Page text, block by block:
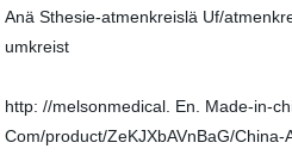
Anä Sthesie-atmenkreislä Uf/
umkreist
http: //melsonmedical. En. Made-in-
Com/product/ZeKJXbAVnBaG/